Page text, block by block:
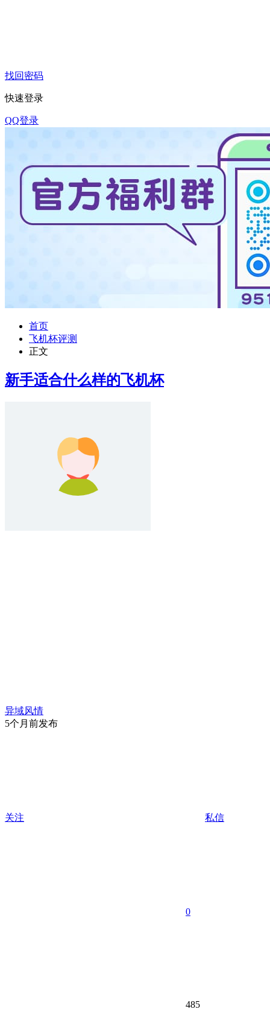
找回密码
快速登录
QQ登录
首页
飞机杯评测
正文
新手适合什么样的飞机杯
异域风情
5个月前发布
关注 私信
0
485